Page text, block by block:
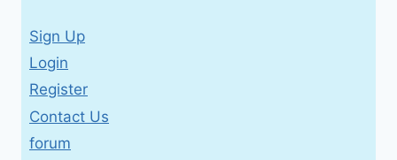
Sign Up
Login
Register
Contact Us
forum